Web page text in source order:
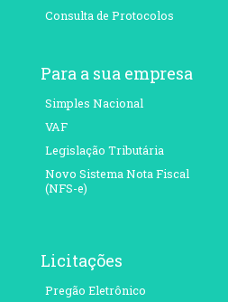
Consulta de Protocolos
Para a sua empresa
Simples Nacional
VAF
Legislação Tributária
Novo Sistema Nota Fiscal
(NFS-e)
Licitações
Pregão Eletrônico